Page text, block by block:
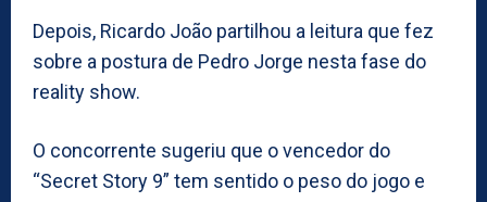
Depois, Ricardo João partilhou a leitura que fez
sobre a postura de Pedro Jorge nesta fase do
reality show.
O concorrente sugeriu que o vencedor do
“Secret Story 9” tem sentido o peso do jogo e